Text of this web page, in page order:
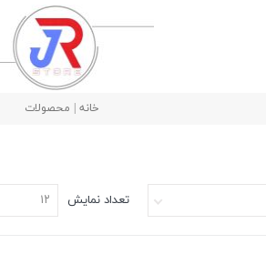
خانه | محصولات
تعداد نمایش ۱۲